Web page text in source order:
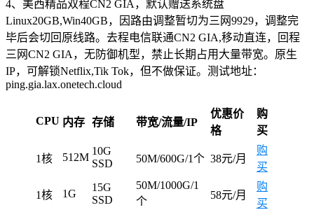
4、美西精品双程CN2 GIA，默认赠送系统盘
Linux20GB,Win40GB，因路由调整暂切为三网9929，调整完
毕后会切回原线路。去程电信联通CN2 GIA,移动直连，回程
三网CN2 GIA，无防御机型，禁止长期占用大量带宽。原生
IP，可解锁Netflix,Tik Tok，但不做保证。测试地址：
ping.gia.lax.onetech.cloud
CPU 内存 存储 带宽/流量/IP
优惠价
格
购
买
1核 512M
10G
SSD
50M/600G/1个 38元/月
购
买
1核 1G
15G
SSD
50M/1000G/1
个
58元/月
购
买